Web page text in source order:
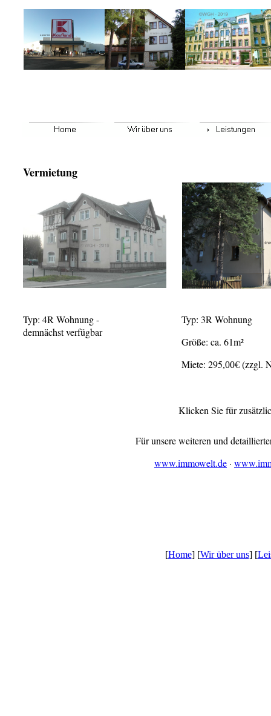
Vermietung
Typ: 4R Wohnung -
demnächst verfügbar
Klicken Sie für
Für unsere weiteren und
www.immowelt.de ·
Typ: 3R Wohnung
Größe: ca. 61m²
Miete: 295,00€ (zzgl.
[Home] [Wir über uns] [